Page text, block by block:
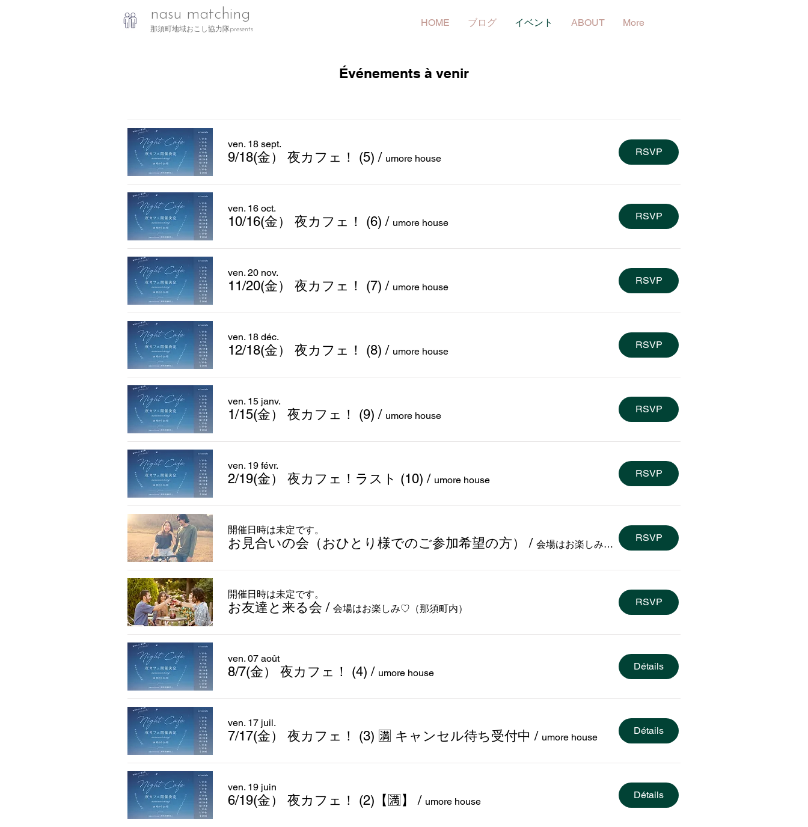
nasu matching
那須町地域おこし協力隊presents
HOME ブログ イベント ABOUT More
Événements à venir
ven. 18 sept.
9/18(金） 夜カフェ！ (5) / umore house
RSVP
ven. 16 oct.
10/16(金） 夜カフェ！ (6) / umore house
RSVP
ven. 20 nov.
11/20(金） 夜カフェ！ (7) / umore house
RSVP
ven. 18 déc.
12/18(金） 夜カフェ！ (8) / umore house
RSVP
ven. 15 janv.
1/15(金） 夜カフェ！ (9) / umore house
RSVP
ven. 19 févr.
2/19(金） 夜カフェ！ラスト (10) / umore house
RSVP
開催日時は未定です。
お見合いの会（おひとり様でのご参加希望の方） / 会場はお楽しみ♡（那須町内）
RSVP
開催日時は未定です。
お友達と来る会 / 会場はお楽しみ♡（那須町内）
RSVP
ven. 07 août
8/7(金） 夜カフェ！ (4) / umore house
Détails
ven. 17 juil.
7/17(金） 夜カフェ！ (3) 🈵 キャンセル待ち受付中 / umore house
Détails
ven. 19 juin
6/19(金） 夜カフェ！ (2)【🈵】 / umore house
Détails